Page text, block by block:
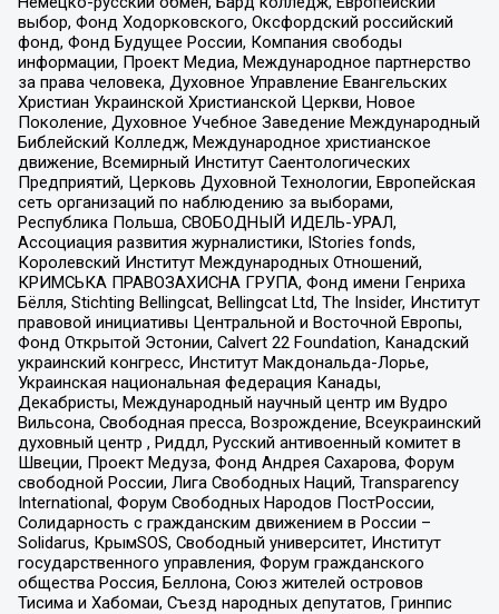
выбор, Фонд Ходорковского, Оксфордский российский
фонд, Фонд Будущее России, Компания свободы
информации, Проект Медиа, Международное партнерство
за права человека, Духовное Управление Евангельских
Христиан Украинской Христианской Церкви, Новое
Поколение, Духовное Учебное Заведение Международный
Библейский Колледж, Международное христианское
движение, Всемирный Институт Саентологических
Предприятий, Церковь Духовной Технологии, Европейская
сеть организаций по наблюдению за выборами,
Республика Польша, СВОБОДНЫЙ ИДЕЛЬ-УРАЛ,
Ассоциация развития журналистики, IStories fonds,
Королевский Институт Международных Отношений,
КРИМСЬКА ПРАВОЗАХИСНА ГРУПА, Фонд имени Генриха
Бёлля, Stichting Bellingcat, Bellingcat Ltd, The Insider, Институт
правовой инициативы Центральной и Восточной Европы,
Фонд Открытой Эстонии, Calvert 22 Foundation, Канадский
украинский конгресс, Институт Макдональда-Лорье,
Украинская национальная федерация Канады,
Декабристы, Международный научный центр им Вудро
Вильсона, Свободная пресса, Возрождение, Всеукраинский
духовный центр , Риддл, Русский антивоенный комитет в
Швеции, Проект Медуза, Фонд Андрея Сахарова, Форум
свободной России, Лига Свободных Наций, Transparеncy
International, Форум Свободных Народов ПостРоссии,
Солидарность с гражданским движением в России –
Solidarus, КрымSOS, Свободный университет, Институт
государственного управления, Форум гражданского
общества Россия, Беллона, Союз жителей островов
Тисима и Хабомаи, Съезд народных депутатов, Гринпис